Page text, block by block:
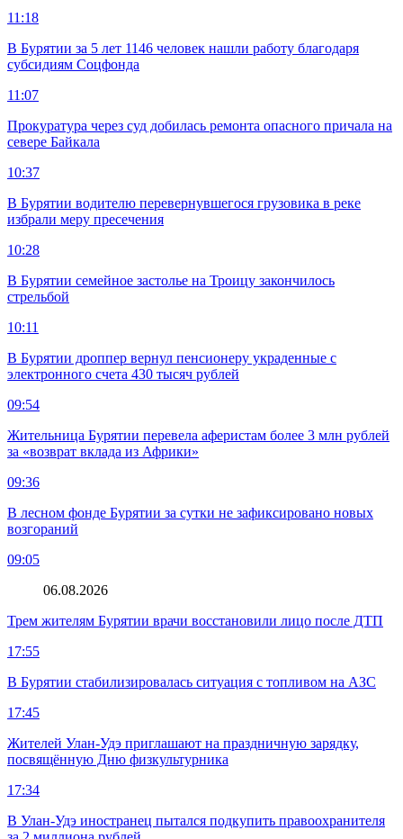
11:18
В Бурятии за 5 лет 1146 человек нашли работу благодаря
субсидиям Соцфонда
11:07
Прокуратура через суд добилась ремонта опасного причала на
севере Байкала
10:37
В Бурятии водителю перевернувшегося грузовика в реке
избрали меру пресечения
10:28
В Бурятии семейное застолье на Троицу закончилось
стрельбой
10:11
В Бурятии дроппер вернул пенсионеру украденные с
электронного счета 430 тысяч рублей
09:54
Жительница Бурятии перевела аферистам более 3 млн рублей
за «возврат вклада из Африки»
09:36
В лесном фонде Бурятии за сутки не зафиксировано новых
возгораний
09:05
06.08.2026
Трем жителям Бурятии врачи восстановили лицо после ДТП
17:55
В Бурятии стабилизировалась ситуация с топливом на АЗС
17:45
Жителей Улан-Удэ приглашают на праздничную зарядку,
посвящённую Дню физкультурника
17:34
В Улан-Удэ иностранец пытался подкупить правоохранителя